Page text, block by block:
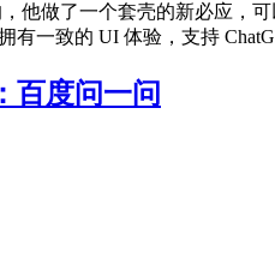
他做了一个套壳的新必应，
有一致的 UI 体验，支持
百度问一问